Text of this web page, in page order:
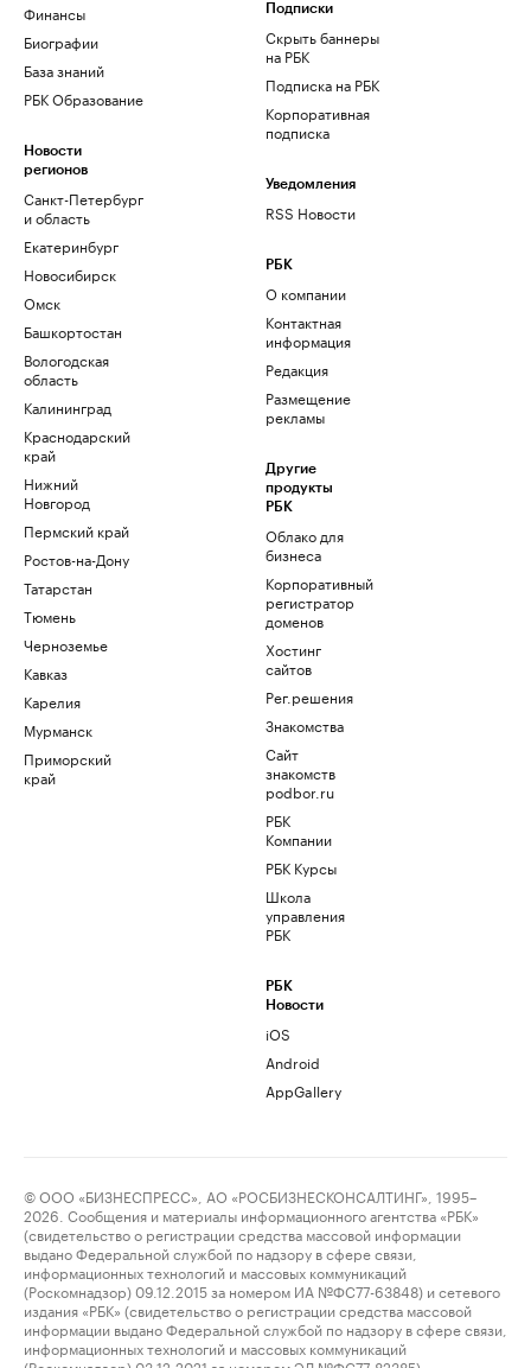
Финансы
Биографии
База знаний
РБК Образование
Новости
регионов
Санкт-Петербург
и область
Екатеринбург
Новосибирск
Омск
Башкортостан
Вологодская
область
Калининград
Краснодарский
край
Нижний
Новгород
Пермский край
Ростов-на-Дону
Татарстан
Тюмень
Черноземье
Кавказ
Карелия
Мурманск
Приморский
край
Подписки
Скрыть баннеры
на РБК
Подписка на РБК
Корпоративная
подписка
Уведомления
RSS Новости
РБК
О компании
Контактная
информация
Редакция
Размещение
рекламы
Другие
продукты
РБК
Облако для
бизнеса
Корпоративный
регистратор
доменов
Хостинг
сайтов
Рег.решения
Знакомства
Сайт
знакомств
podbor.ru
РБК
Компании
РБК Курсы
Школа
управления
РБК
РБК
Новости
iOS
Android
AppGallery
© ООО «БИЗНЕСПРЕСС», АО «РОСБИЗНЕСКОНСАЛТИНГ», 1995–
2026. Сообщения и материалы информационного агентства «РБК»
(свидетельство о регистрации средства массовой информации
выдано Федеральной службой по надзору в сфере связи,
информационных технологий и массовых коммуникаций
(Роскомнадзор) 09.12.2015 за номером ИА №ФС77-63848) и сетевого
издания «РБК» (свидетельство о регистрации средства массовой
информации выдано Федеральной службой по надзору в сфере связи,
информационных технологий и массовых коммуникаций